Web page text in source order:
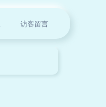
访客留言